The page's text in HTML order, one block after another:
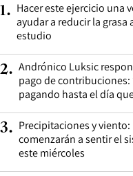
1. Hacer este ejercicio una
ayudar a reducir la
estudio
2. Andrónico Luksic
pago de contribuciones:
pagando hasta el día
3. Precipitaciones y
comenzarán a sentir el
este miércoles